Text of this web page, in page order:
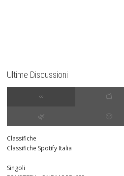
Ultime Discussioni
∞ 📺
🌿 🎲
Classifiche
Classifiche Spotify Italia
Singoli